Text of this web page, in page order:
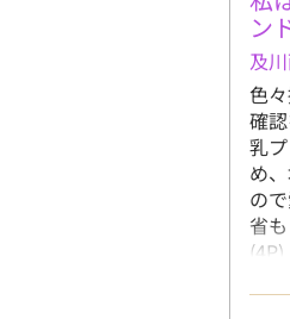
ン
及
色
確
乳
め
の
省
受
キ